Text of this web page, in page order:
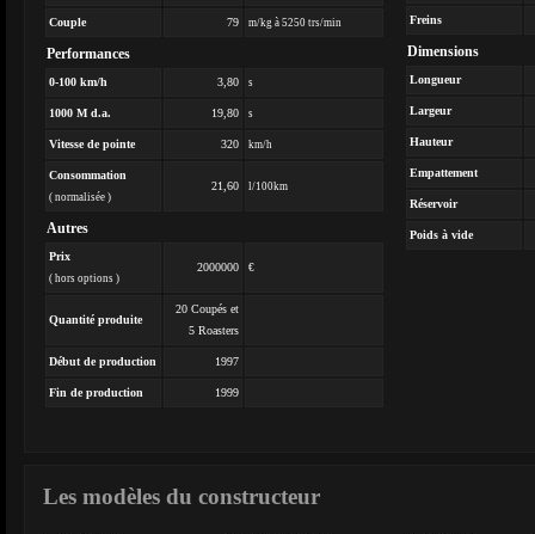
Couple 79 m/kg à 5250 trs/min
Performances
0-100 km/h 3,80 s
1000 M d.a. 19,80 s
Vitesse de pointe 320 km/h
Consommation
( normalisée )
21,60 l/100km
Autres
Prix
( hors options )
2000000 €
Quantité produite
20 Coupés et
5 Roasters
Début de production 1997
Fin de production 1999
Freins
Dimensions
Longueur
Largeur
Hauteur
Empattement
Réservoir
Poids à vide
Les modèles du constructeur